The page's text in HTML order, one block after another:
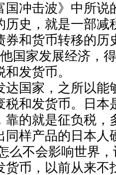
国冲击波》中所说
历史，就是一部减
券和货币转移的历
国家发展经济，
和发货币。
达国家，之所以能
税和发货币。日本
靠的就是征负税，
同样产品的日本人
么不会影响世界
货币，以前从来